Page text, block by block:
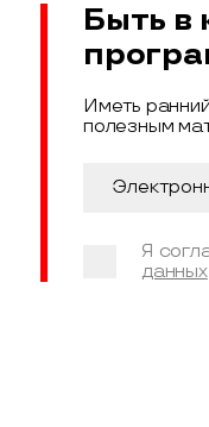
Быть в
Иметь
полезным
Я
данных